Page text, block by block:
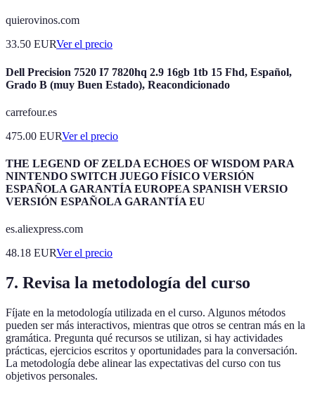
quierovinos.com
33.50 EURVer el precio
Dell Precision 7520 I7 7820hq 2.9 16gb 1tb 15 Fhd, Español,
Grado B (muy Buen Estado), Reacondicionado
carrefour.es
475.00 EURVer el precio
THE LEGEND OF ZELDA ECHOES OF WISDOM PARA
NINTENDO SWITCH JUEGO FÍSICO VERSIÓN
ESPAÑOLA GARANTÍA EUROPEA SPANISH VERSIO
VERSIÓN ESPAÑOLA GARANTÍA EU
es.aliexpress.com
48.18 EURVer el precio
7. Revisa la metodología del curso
Fíjate en la metodología utilizada en el curso. Algunos métodos
pueden ser más interactivos, mientras que otros se centran más en la
gramática. Pregunta qué recursos se utilizan, si hay actividades
prácticas, ejercicios escritos y oportunidades para la conversación.
La metodología debe alinear las expectativas del curso con tus
objetivos personales.